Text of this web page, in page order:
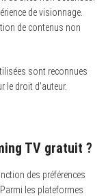
de visionnage.
de contenus non
sont reconnues
le droit d’auteur.
TV gratuit ?
des préférences
les plateformes